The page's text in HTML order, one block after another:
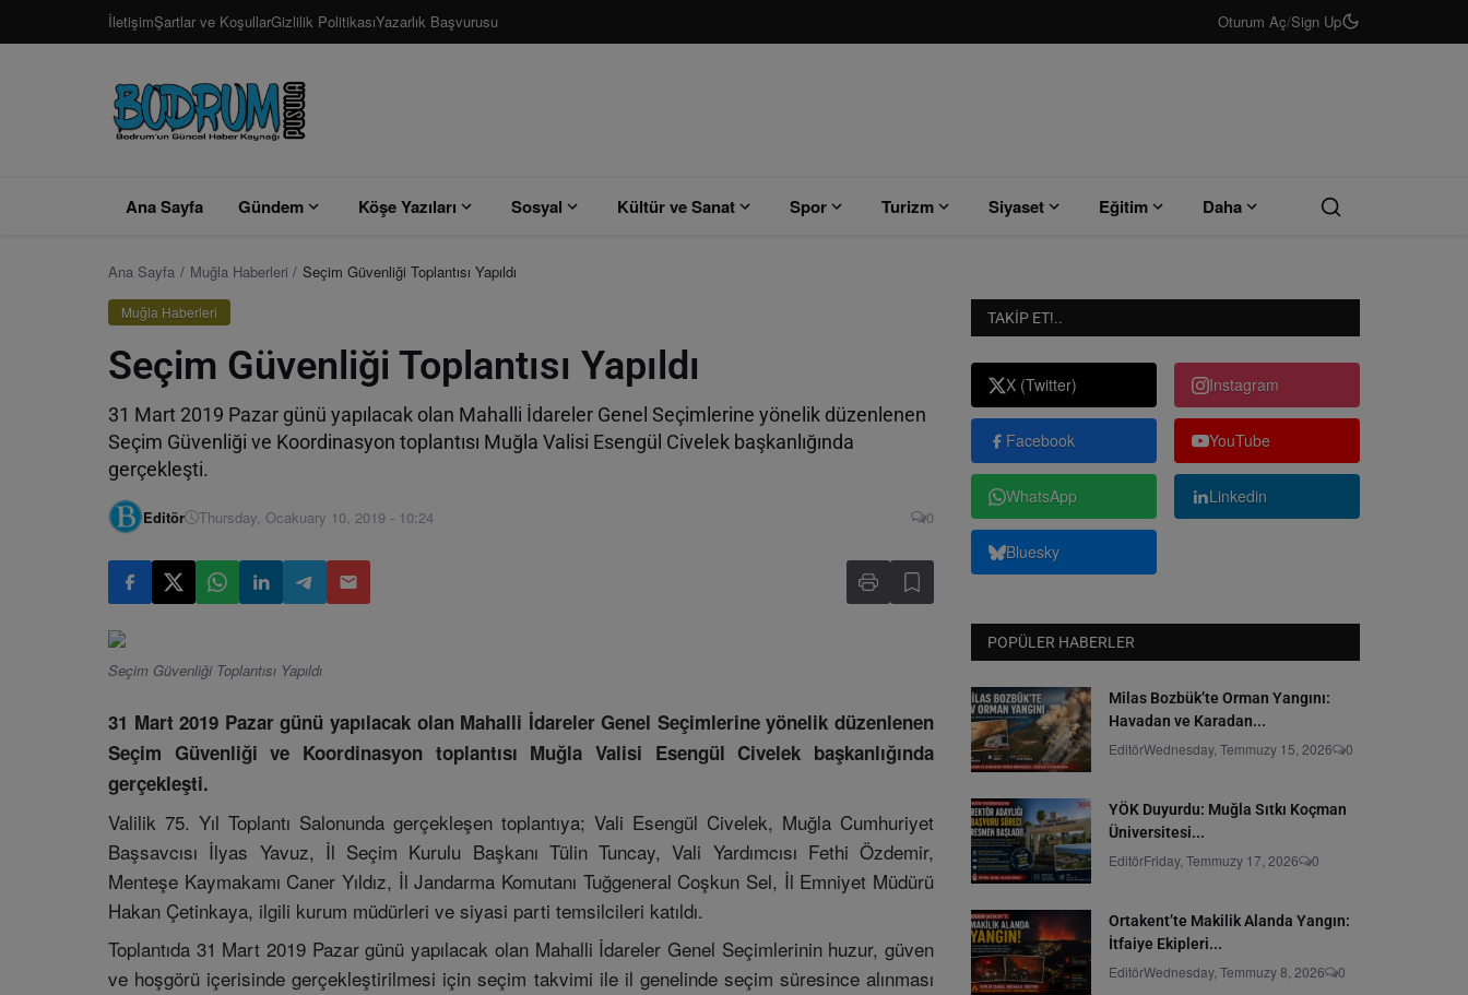
İletişimŞartlar ve KoşullarGizlilik PolitikasıYazarlık Başvurusu Oturum Aç/Sign Up
Ana Sayfa Gündem Köşe Yazıları Sosyal Kültür ve Sanat Spor Turizm Siyaset Eğitim Daha
Ana Sayfa Muğla Haberleri Seçim Güvenliği Toplantısı Yapıldı
Muğla Haberleri
Seçim Güvenliği Toplantısı Yapıldı
31 Mart 2019 Pazar günü yapılacak olan Mahalli İdareler Genel Seçimlerine yönelik düzenlenen
Seçim Güvenliği ve Koordinasyon toplantısı Muğla Valisi Esengül Civelek başkanlığında
gerçekleşti.
Editör Thursday, Ocakuary 10, 2019 - 10:24 0
Seçim Güvenliği Toplantısı Yapıldı
31 Mart 2019 Pazar günü yapılacak olan Mahalli İdareler Genel Seçimlerine yönelik düzenlenen
Seçim Güvenliği ve Koordinasyon toplantısı Muğla Valisi Esengül Civelek başkanlığında
gerçekleşti.
Valilik 75. Yıl Toplantı Salonunda gerçekleşen toplantıya; Vali Esengül Civelek, Muğla Cumhuriyet
Başsavcısı İlyas Yavuz, İl Seçim Kurulu Başkanı Tülin Tuncay, Vali Yardımcısı Fethi Özdemir,
Menteşe Kaymakamı Caner Yıldız, İl Jandarma Komutanı Tuğgeneral Coşkun Sel, İl Emniyet Müdürü
Hakan Çetinkaya, ilgili kurum müdürleri ve siyasi parti temsilcileri katıldı.
Toplantıda 31 Mart 2019 Pazar günü yapılacak olan Mahalli İdareler Genel Seçimlerinin huzur, güven
ve hoşgörü içerisinde gerçekleştirilmesi için seçim takvimi ile il genelinde seçim süresince alınması
TAKIP ET!..
X (Twitter) Instagram
Facebook YouTube
WhatsApp Linkedin
Bluesky
POPÜLER HABERLER
Milas Bozbük’te Orman Yangını:
Havadan ve Karadan...
EditörWednesday, Temmuzy 15, 2026 0
YÖK Duyurdu: Muğla Sıtkı Koçman
Üniversitesi...
EditörFriday, Temmuzy 17, 2026 0
Ortakent’te Makilik Alanda Yangın:
İtfaiye Ekipleri...
EditörWednesday, Temmuzy 8, 2026 0